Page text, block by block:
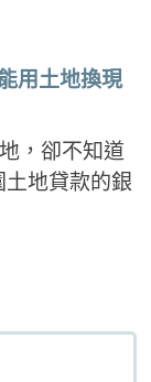
用土地換現
，卻不知道
地貸款的銀